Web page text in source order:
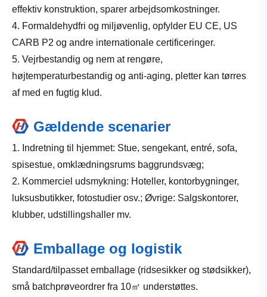
effektiv konstruktion, sparer arbejdsomkostninger.
4. Formaldehydfri og miljøvenlig, opfylder EU CE, US
CARB P2 og andre internationale certificeringer.
5. Vejrbestandig og nem at rengøre,
højtemperaturbestandig og anti-aging, pletter kan tørres
af med en fugtig klud.
Gældende scenarier
1. Indretning til hjemmet: Stue, sengekant, entré, sofa,
spisestue, omklædningsrums baggrundsvæg;
2. Kommerciel udsmykning: Hoteller, kontorbygninger,
luksusbutikker, fotostudier osv.; Øvrige: Salgskontorer,
klubber, udstillingshaller mv.
Emballage og logistik
Standard/tilpasset emballage (ridsesikker og stødsikker),
små batchprøveordrer fra 10㎡ understøttes.